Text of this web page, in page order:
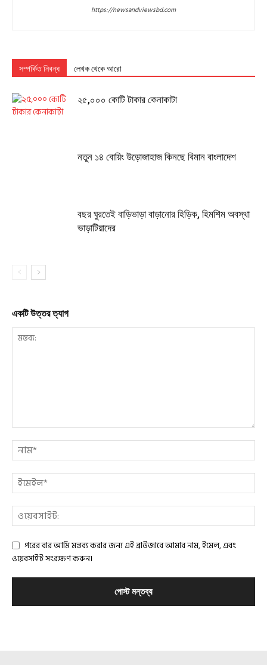
https://newsandviewsbd.com
সম্পর্কিত নিবন্ধ লেখক থেকে আরো
২৫,০০০ কোটি টাকার কেনাকাটা
নতুন ১৪ বোয়িং উড়োজাহাজ কিনছে বিমান বাংলাদেশ
বছর ঘুরতেই বাড়িভাড়া বাড়ানোর হিড়িক, হিমশিম অবস্থা
ভাড়াটিয়াদের
একটি উত্তর ত্যাগ
পরের বার আমি মন্তব্য করার জন্য এই ব্রাউজারে আমার নাম, ইমেল, এবং
ওয়েবসাইট সংরক্ষণ করুন।